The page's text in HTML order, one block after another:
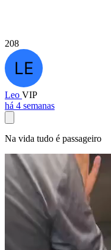
208
Leo VIP
há 4 semanas
Na vida tudo é passageiro